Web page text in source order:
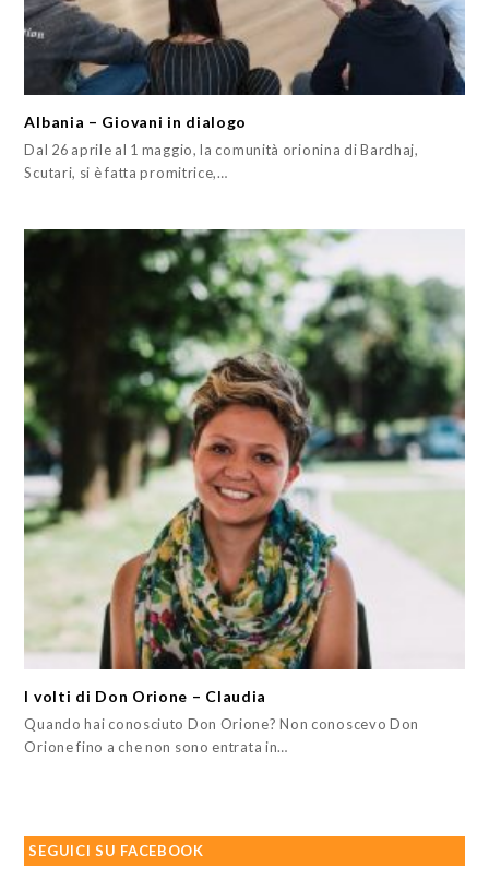
Albania – Giovani in dialogo
Dal 26 aprile al 1 maggio, la comunità orionina di Bardhaj,
Scutari, si è fatta promitrice,…
I volti di Don Orione – Claudia
Quando hai conosciuto Don Orione? Non conoscevo Don
Orione fino a che non sono entrata in…
SEGUICI SU FACEBOOK